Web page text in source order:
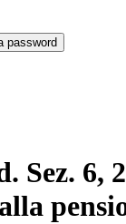
password
Sez.